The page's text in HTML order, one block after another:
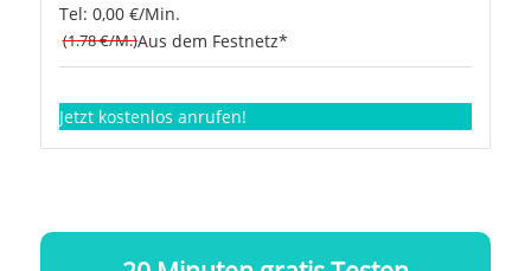
Tel: 0,00 €/Min.
(1.78 €/M.)Aus dem Festnetz*
Jetzt kostenlos anrufen!